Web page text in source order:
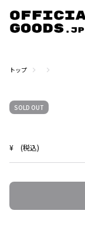
トップ
SOLD OUT
¥ (税込)